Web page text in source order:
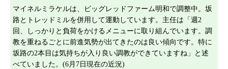
マイネルミラケルは、ビッグレッドファーム明和で調整中。坂
路とトレッドミルを併用して運動しています。主任は「週2
回、しっかりと負荷をかけるメニューに取り組んでいます。調
教を重ねるごとに前進気勢が出てきたのは良い傾向です。特に
坂路の2本目は気持ちが入り良い調教ができていますね」と述
べていました。(6月7日現在の近況)